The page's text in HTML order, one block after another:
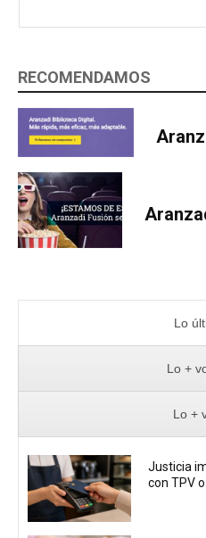
RECOMENDAMOS
Lo
Lo +
Lo +
Justicia
con TPV